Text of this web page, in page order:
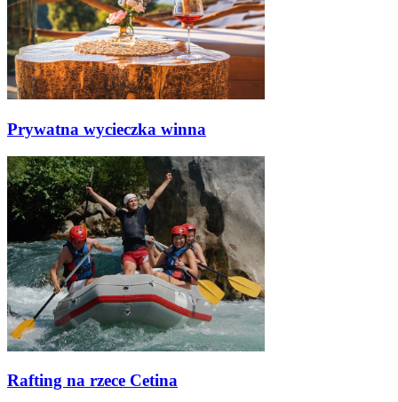
Prywatna wycieczka winna
Rafting na rzece Cetina